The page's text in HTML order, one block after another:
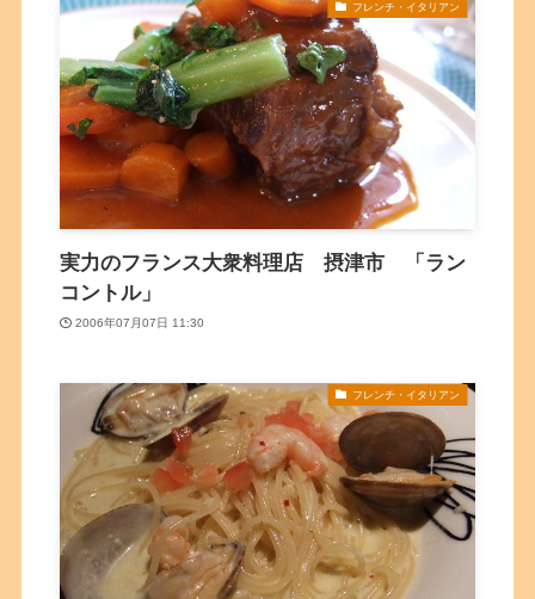
フレンチ・イタリアン
実力のフランス大衆料理店 摂津市 「ラン
コントル」
2006年07月07日 11:30
フレンチ・イタリアン